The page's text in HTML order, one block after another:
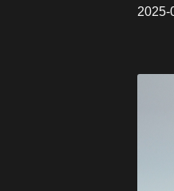
2025-